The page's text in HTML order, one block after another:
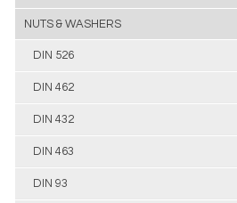
NUTS & WASHERS
DIN 526
DIN 462
DIN 432
DIN 463
DIN 93